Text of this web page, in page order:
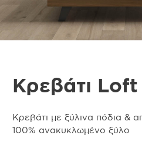
Κρεβάτι Loft
Κρεβάτι με ξύλινα πόδια &
100% ανακυκλωμένο ξύλο